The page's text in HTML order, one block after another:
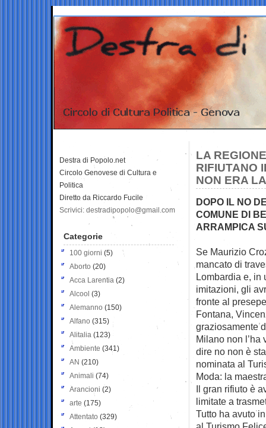
LA
RIFIUTANO
NON ERA
DOPO IL NO
COMUNE DI
ARRAMPICA
Se Maurizio
mancato di
Lombardia e, in
imitazioni, gli
fronte al
Fontana,
graziosamente
Milano non l’ha
dire no non è
nominata al
Moda: la
Il gran rifiuto è
limitate a
Tutto ha avuto
Destra di Popolo.net
Circolo Genovese di Cultura e
Politica
Diretto da Riccardo Fucile
Scrivici: destradipopolo@gmail.com
Categorie
100 giorni (5)
Aborto (20)
Acca Larentia (2)
Alcool (3)
Alemanno (150)
Alfano (315)
Alitalia (123)
Ambiente (341)
AN (210)
Animali (74)
Arancioni (2)
arte (175)
Attentato (329)